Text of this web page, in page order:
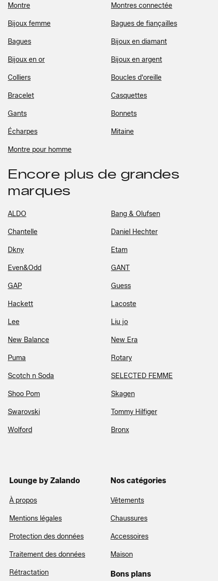
Montre Montres connectée
Bijoux femme Bagues de fiançailles
Bagues Bijoux en diamant
Bijoux en or Bijoux en argent
Colliers Boucles d'oreille
Bracelet Casquettes
Gants Bonnets
Écharpes Mitaine
Montre pour homme
Encore plus de grandes
marques
ALDO Bang & Olufsen
Chantelle Daniel Hechter
Dkny Etam
Even&Odd GANT
GAP Guess
Hackett Lacoste
Lee Liu jo
New Balance New Era
Puma Rotary
Scotch n Soda SELECTED FEMME
Shoo Pom Skagen
Swarovski Tommy Hilfiger
Wolford Bronx
Lounge by Zalando
À propos
Mentions légales
Protection des données
Traitement des données
Rétractation
Nos catégories
Vêtements
Chaussures
Accessoires
Maison
Bons plans